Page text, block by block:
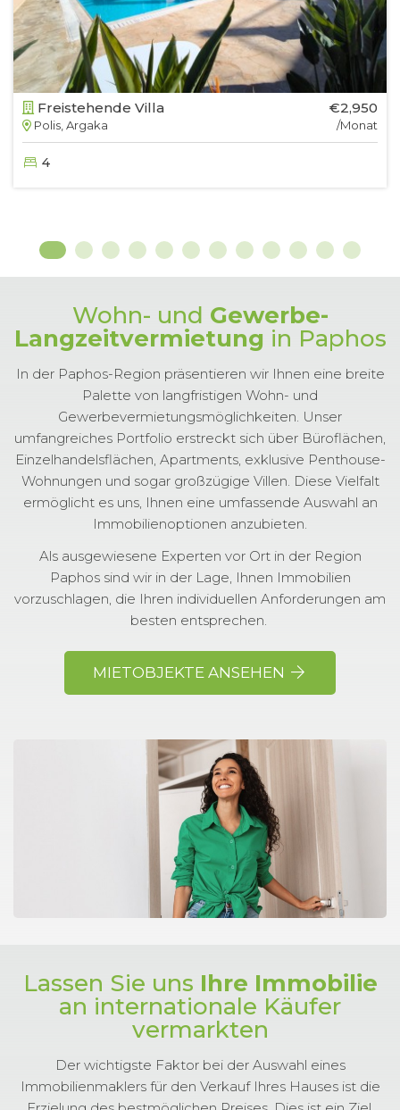
Freistehende Villa
Polis, Argaka
€2,950
/Monat
4
Wohn- und Gewerbe-
Langzeitvermietung in Paphos
In der Paphos-Region präsentieren wir Ihnen eine breite
Palette von langfristigen Wohn- und
Gewerbevermietungsmöglichkeiten. Unser
umfangreiches Portfolio erstreckt sich über Büroflächen,
Einzelhandelsflächen, Apartments, exklusive Penthouse-
Wohnungen und sogar großzügige Villen. Diese Vielfalt
ermöglicht es uns, Ihnen eine umfassende Auswahl an
Immobilienoptionen anzubieten.
Als ausgewiesene Experten vor Ort in der Region
Paphos sind wir in der Lage, Ihnen Immobilien
vorzuschlagen, die Ihren individuellen Anforderungen am
besten entsprechen.
MIETOBJEKTE ANSEHEN
Lassen Sie uns Ihre Immobilie
an internationale Käufer
vermarkten
Der wichtigste Faktor bei der Auswahl eines
Immobilienmaklers für den Verkauf Ihres Hauses ist die